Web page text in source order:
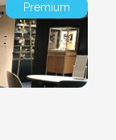
Premium